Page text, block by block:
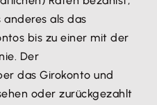
anderes als das
bis zu einer mit der
Der
das Girokonto und
oder zurückgezahlt